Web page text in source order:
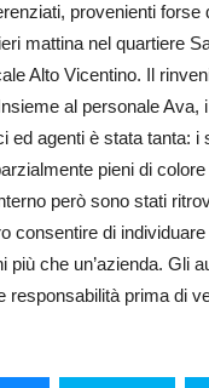
provenienti forse
mattina nel quartiere
Alto Vicentino. Il
al personale
agenti è stata tanta: i
pieni di
però sono stati
di individuare
che un’azienda. Gli
responsabilità prima di